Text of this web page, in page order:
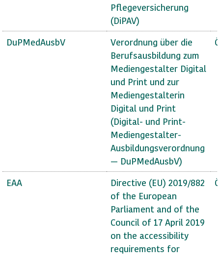
Pflegeversicherung
(DiPAV)
DuPMedAusbV
Verordnung über die
Berufsausbildung zum
Mediengestalter Digital
und Print und zur
Mediengestalterin
Digital und Print
(Digital- und Print-
Mediengestalter-
Ausbildungsverordnung
— DuPMedAusbV)
EAA
Directive (EU) 2019/882
of the European
Parliament and of the
Council of 17 April 2019
on the accessibility
requirements for